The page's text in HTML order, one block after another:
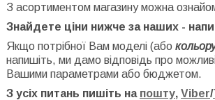
З асортиментом магазину можна
Знайдете ціни нижче за наших -
Якщо потрібної Вам моделі (або
напишіть, ми дамо відповідь про
Вашими параметрами або бюджетом.
З усіх питань пишіть на пошту, Viber/